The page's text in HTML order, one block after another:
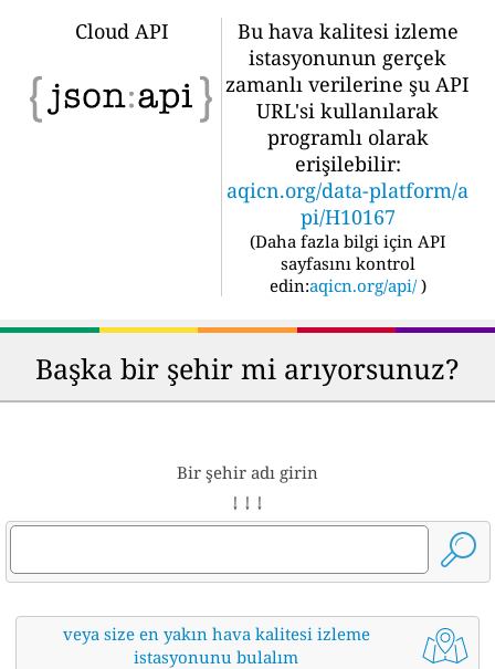
Cloud API
Bu hava kalitesi izleme
istasyonunun gerçek
zamanlı verilerine şu API
URL'si kullanılarak
programlı olarak
erişilebilir:
aqicn.org/data-platform/a
pi/H10167
(Daha fazla bilgi için API
sayfasını kontrol
edin:aqicn.org/api/ )
Başka bir şehir mi arıyorsunuz?
Bir şehir adı girin
↓ ↓ ↓
veya size en yakın hava kalitesi izleme
istasyonunu bulalım